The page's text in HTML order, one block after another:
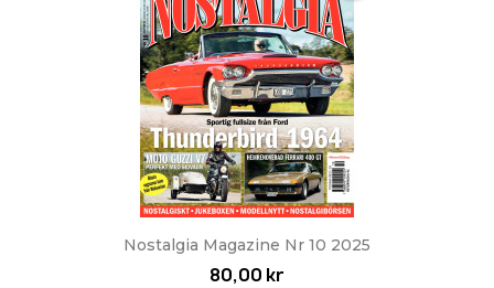
Nostalgia Magazine Nr 10 2025
80,00 kr